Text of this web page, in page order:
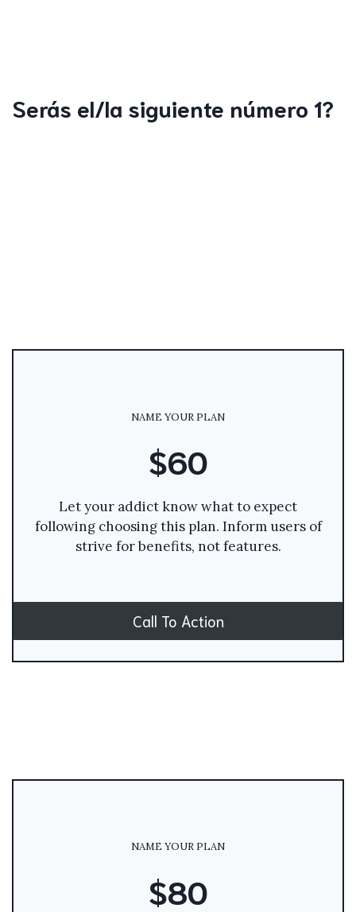
Serás el/la siguiente número 1?
NAME YOUR PLAN
$60
Let your addict know what to expect
following choosing this plan. Inform users of
strive for benefits, not features.
Call To Action
NAME YOUR PLAN
$80